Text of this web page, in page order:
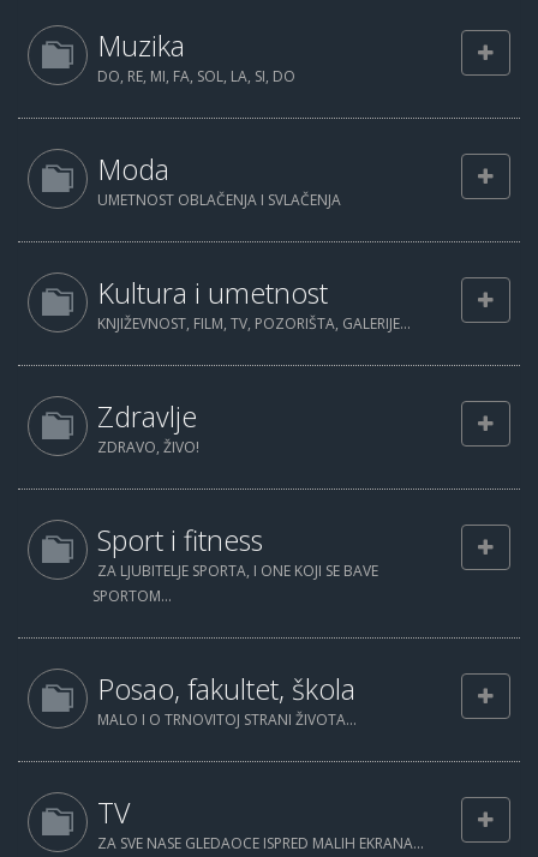
Muzika
DO, RE, MI, FA, SOL, LA, SI, DO
Moda
UMETNOST OBLAČENJA I SVLAČENJA
Kultura i umetnost
KNJIŽEVNOST, FILM, TV, POZORIŠTA, GALERIJE...
Zdravlje
ZDRAVO, ŽIVO!
Sport i fitness
ZA LJUBITELJE SPORTA, I ONE KOJI SE BAVE
SPORTOM...
Posao, fakultet, škola
MALO I O TRNOVITOJ STRANI ŽIVOTA...
TV
ZA SVE NASE GLEDAOCE ISPRED MALIH EKRANA...